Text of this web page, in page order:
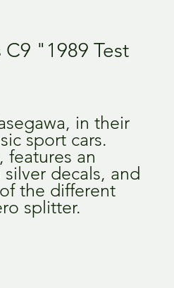
"1989 Test
in their
sport cars.
features an
decals, and
the different
splitter.